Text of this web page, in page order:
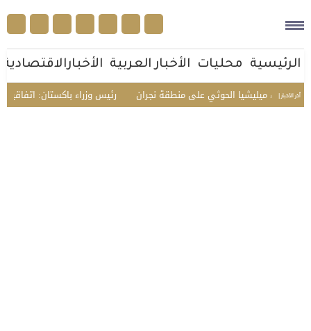
الرئيسية محليات الأخبار العربية الأخبارالاقتصادية
أخر الأخبار | رئيس وزراء باكستان: اتفاقية اعتداء ميليشيا الحوثي على منطقة نجران